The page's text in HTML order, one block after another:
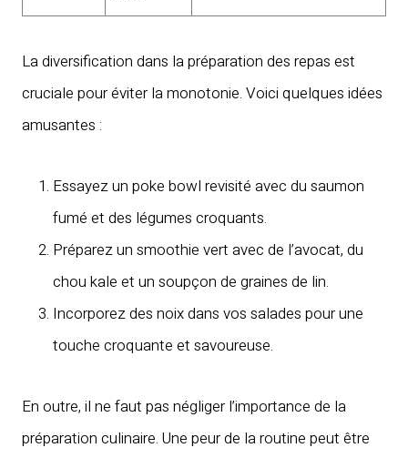
La diversification dans la préparation des repas est
cruciale pour éviter la monotonie. Voici quelques idées
amusantes :
Essayez un poke bowl revisité avec du saumon
fumé et des légumes croquants.
Préparez un smoothie vert avec de l’avocat, du
chou kale et un soupçon de graines de lin.
Incorporez des noix dans vos salades pour une
touche croquante et savoureuse.
En outre, il ne faut pas négliger l’importance de la
préparation culinaire. Une peur de la routine peut être